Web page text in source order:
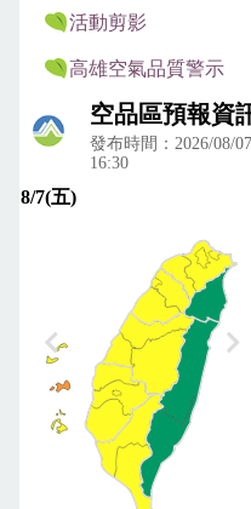
活動剪影
高雄空氣品質警示